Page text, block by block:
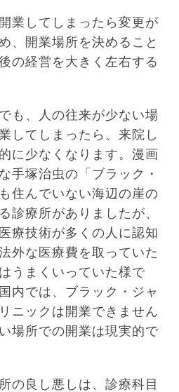
業してしまったら変更が
、開業場所を決めること
の経営を大きく左右する
も、人の往来が少ない場
してしまったら、来院し
に少なくなります。漫画
手塚治虫の「ブラック・
住んでいない海辺の崖の
診療所がありましたが、
療技術が多くの人に認知
外な医療費を取っていた
うまくいっていた様で
内では、ブラック・ジャ
ニックは開業できません
場所での開業は現実的で
の良し悪しは、診療科目